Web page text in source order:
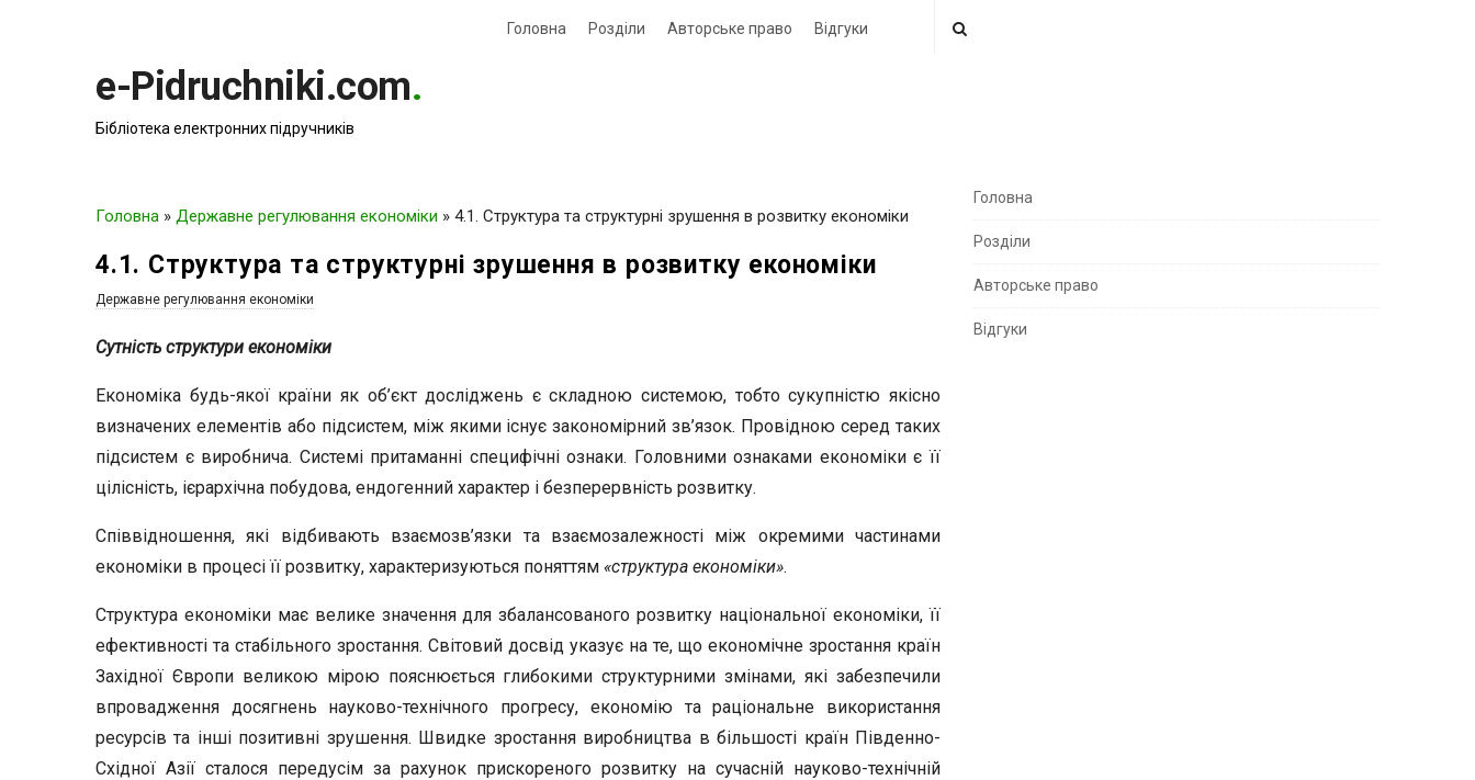
Головна Розділи Авторське право Відгуки
e-Pidruchniki.com.
Бібліотека електронних підручників
Головна » Державне регулювання економіки » 4.1. Структура та структурні зрушення в розвитку економіки
4.1. Структура та структурні зрушення в розвитку економіки
Державне регулювання економіки
Сутність структури економіки
Економіка будь-якої країни як об’єкт досліджень є складною системою, тобто сукупністю якісно
визначених елементів або підсистем, між якими існує закономірний зв’язок. Провідною серед таких
підсистем є виробнича. Системі притаманні специфічні ознаки. Головними ознаками економіки є її
цілісність, ієрархічна побудова, ендогенний характер і безперервність розвитку.
Співвідношення, які відбивають взаємозв’язки та взаємозалежності між окремими частинами
економіки в процесі її розвитку, характеризуються поняттям «структура економіки».
Структура економіки має велике значення для збалансованого розвитку національної економіки, її
ефективності та стабільного зростання. Світовий досвід указує на те, що економічне зростання країн
Західної Європи великою мірою пояснюється глибокими структурними змінами, які забезпечили
впровадження досягнень науково-технічного прогресу, економію та раціональне використання
ресурсів та інші позитивні зрушення. Швидке зростання виробництва в більшості країн Південно-
Східної Азії сталося передусім за рахунок прискореного розвитку на сучасній науково-технічній
S
e
S
Головна
Розділи
Авторське право
Відгуки